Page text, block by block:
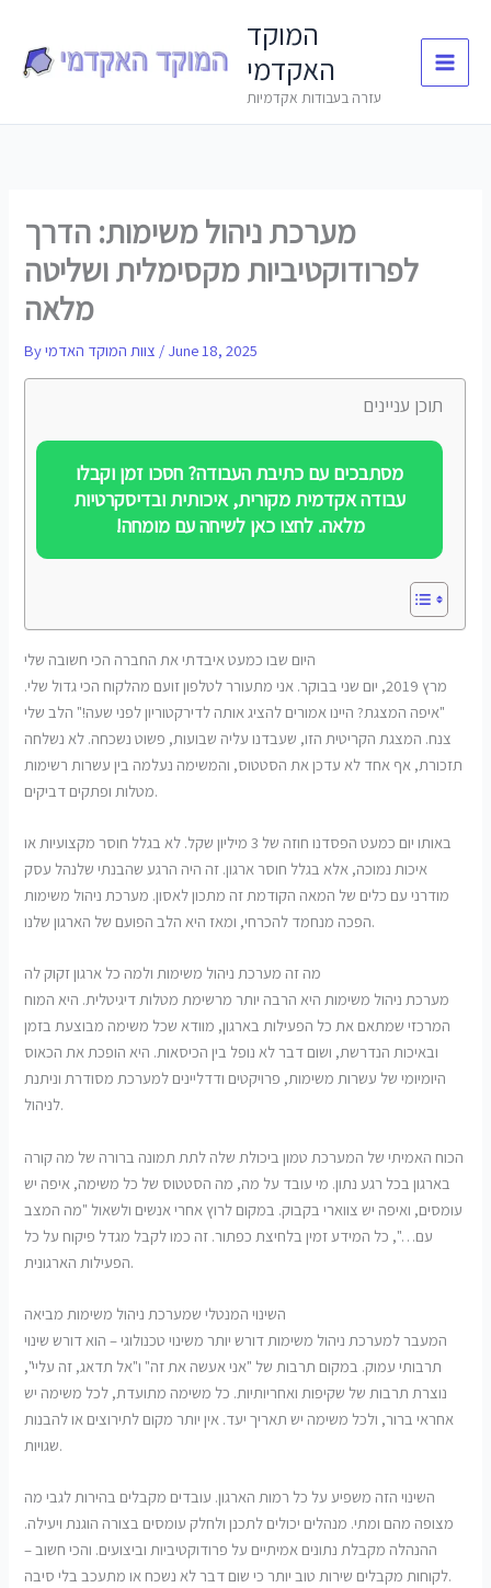
content
המוקד
האקדמי
עזרה בעבודות אקדמיות
מערכת ניהול משימות: הדרך
לפרודוקטיביות מקסימלית ושליטה
מלאה
By / June 18, 2025
תוכן עניינים
מסתבכים עם כתיבת העבודה? חסכו זמן וקבלו
עבודה אקדמית מקורית, איכותית ובדיסקרטיות
מלאה. לחצו כאן לשיחה עם מומחה!
היום שבו כמעט איבדתי את החברה הכי חשובה שלי
מרץ 2019, יום שני בבוקר. אני מתעורר לטלפון זועם מהלקוח הכי גדול שלי.
"איפה המצגת? היינו אמורים להציג אותה לדירקטוריון לפני שעה!" הלב שלי
צנח. המצגת הקריטית הזו, שעבדנו עליה שבועות, פשוט נשכחה. לא נשלחה
תזכורת, אף אחד לא עדכן את הסטטוס, והמשימה נעלמה בין עשרות רשימות
מטלות ופתקים דביקים.
באותו יום כמעט הפסדנו חוזה של 3 מיליון שקל. לא בגלל חוסר מקצועיות או
איכות נמוכה, אלא בגלל חוסר ארגון. זה היה הרגע שהבנתי שלנהל עסק
מודרני עם כלים של המאה הקודמת זה מתכון לאסון. מערכת ניהול משימות
הפכה מנחמד להכרחי, ומאז היא הלב הפועם של הארגון שלנו.
מה זה מערכת ניהול משימות ולמה כל ארגון זקוק לה
מערכת ניהול משימות היא הרבה יותר מרשימת מטלות דיגיטלית. היא המוח
המרכזי שמתאם את כל הפעילות בארגון, מוודא שכל משימה מבוצעת בזמן
ובאיכות הנדרשת, ושום דבר לא נופל בין הכיסאות. היא הופכת את הכאוס
היומיומי של עשרות משימות, פרויקטים ודדליינים למערכת מסודרת וניתנת
לניהול.
הכוח האמיתי של המערכת טמון ביכולת שלה לתת תמונה ברורה של מה קורה
בארגון בכל רגע נתון. מי עובד על מה, מה הסטטוס של כל משימה, איפה יש
עומסים, ואיפה יש צווארי בקבוק. במקום לרוץ אחרי אנשים ולשאול "מה המצב
עם…", כל המידע זמין בלחיצת כפתור. זה כמו לקבל מגדל פיקוח על כל
הפעילות הארגונית.
השינוי המנטלי שמערכת ניהול משימות מביאה
המעבר למערכת ניהול משימות דורש יותר משינוי טכנולוגי – הוא דורש שינוי
תרבותי עמוק. במקום תרבות של "אני אעשה את זה" ו"אל תדאג, זה עליי",
נוצרת תרבות של שקיפות ואחריותיות. כל משימה מתועדת, לכל משימה יש
אחראי ברור, ולכל משימה יש תאריך יעד. אין יותר מקום לתירוצים או להבנות
שגויות.
השינוי הזה משפיע על כל רמות הארגון. עובדים מקבלים בהירות לגבי מה
מצופה מהם ומתי. מנהלים יכולים לתכנן ולחלק עומסים בצורה הוגנת ויעילה.
ההנהלה מקבלת נתונים אמיתיים על פרודוקטיביות וביצועים. והכי חשוב –
לקוחות מקבלים שירות טוב יותר כי שום דבר לא נשכח או מתעכב בלי סיבה.